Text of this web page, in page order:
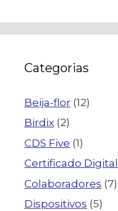
Categorias
Beija-flor (12)
Birdix (2)
CDS Five (1)
Certificado Digital
Colaboradores (7)
Dispositivos (5)